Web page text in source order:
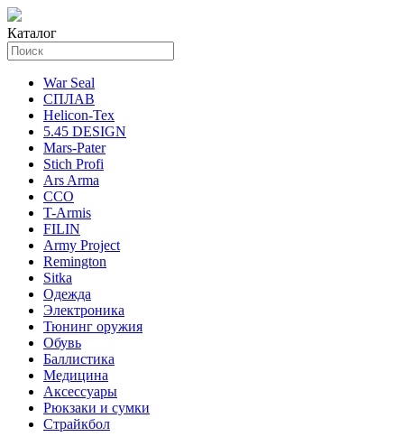
Каталог
War Seal
СПЛАВ
Helicon-Tex
5.45 DESIGN
Mars-Pater
Stich Profi
Ars Arma
ССО
T-Armis
FILIN
Army Project
Remington
Sitka
Одежда
Электроника
Тюнинг оружия
Обувь
Баллистика
Медицина
Аксессуары
Рюкзаки и сумки
Страйкбол